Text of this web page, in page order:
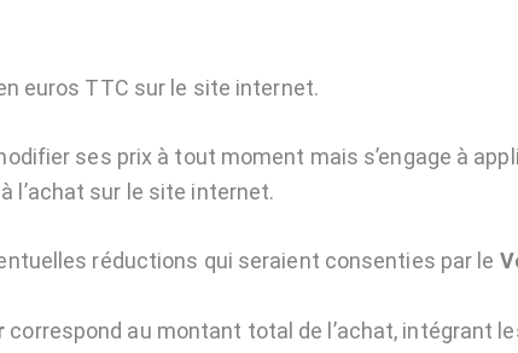
euros TTC sur le site internet.
ses prix à tout moment mais s’engage à
l’achat sur le site internet.
réductions qui seraient consenties par le
correspond au montant total de l’achat, intégrant